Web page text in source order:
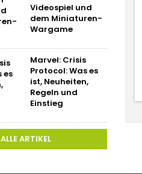
Videospiel und
dem Miniaturen-
Wargame
Marvel: Crisis
Protocol: Was es
ist, Neuheiten,
Regeln und
Einstieg
ALLE ARTIKEL